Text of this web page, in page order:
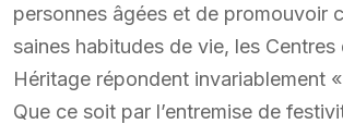
personnes âgées et de promouvoir
saines habitudes de vie, les Centres
Héritage répondent invariablement
Que ce soit par l’entremise de